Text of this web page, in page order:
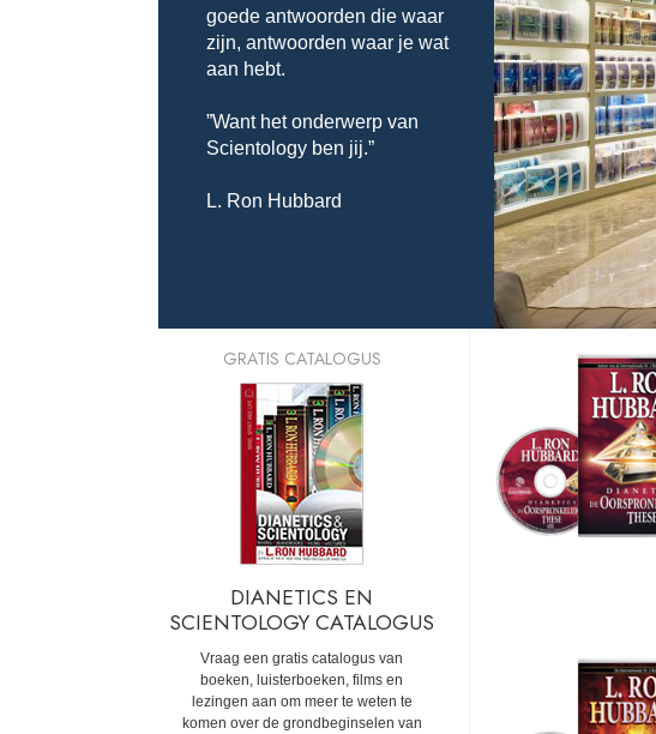
Binnen in een Kerk
De Grondbeginselen van
Een Inleiding tot Dianetics
Liefde en Haat –
Wat is Grootheid?
hele
goede antwoorden die waar
zijn, antwoorden waar je wat
aan hebt.
”Want het onderwerp van
Scientology ben jij.”
L. Ron Hubbard
GRATIS CATALOGUS
DIANETICS EN
SCIENTOLOGY CATALOGUS
Vraag een gratis catalogus van
boeken, luisterboeken, films en
lezingen aan om meer te weten te
komen over de grondbeginselen van